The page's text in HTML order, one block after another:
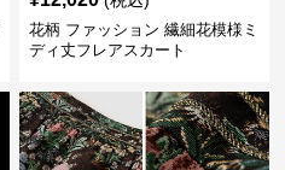
花柄 ファッション 繊細花模様ミ
ディ丈フレアスカート